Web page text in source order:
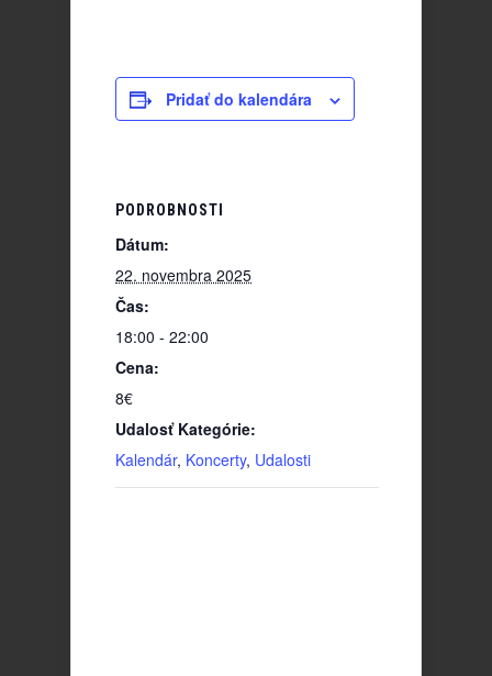
Pridať do kalendára
PODROBNOSTI
Dátum:
22. novembra 2025
Čas:
18:00 - 22:00
Cena:
8€
Udalosť Kategórie:
Kalendár, Koncerty, Udalosti